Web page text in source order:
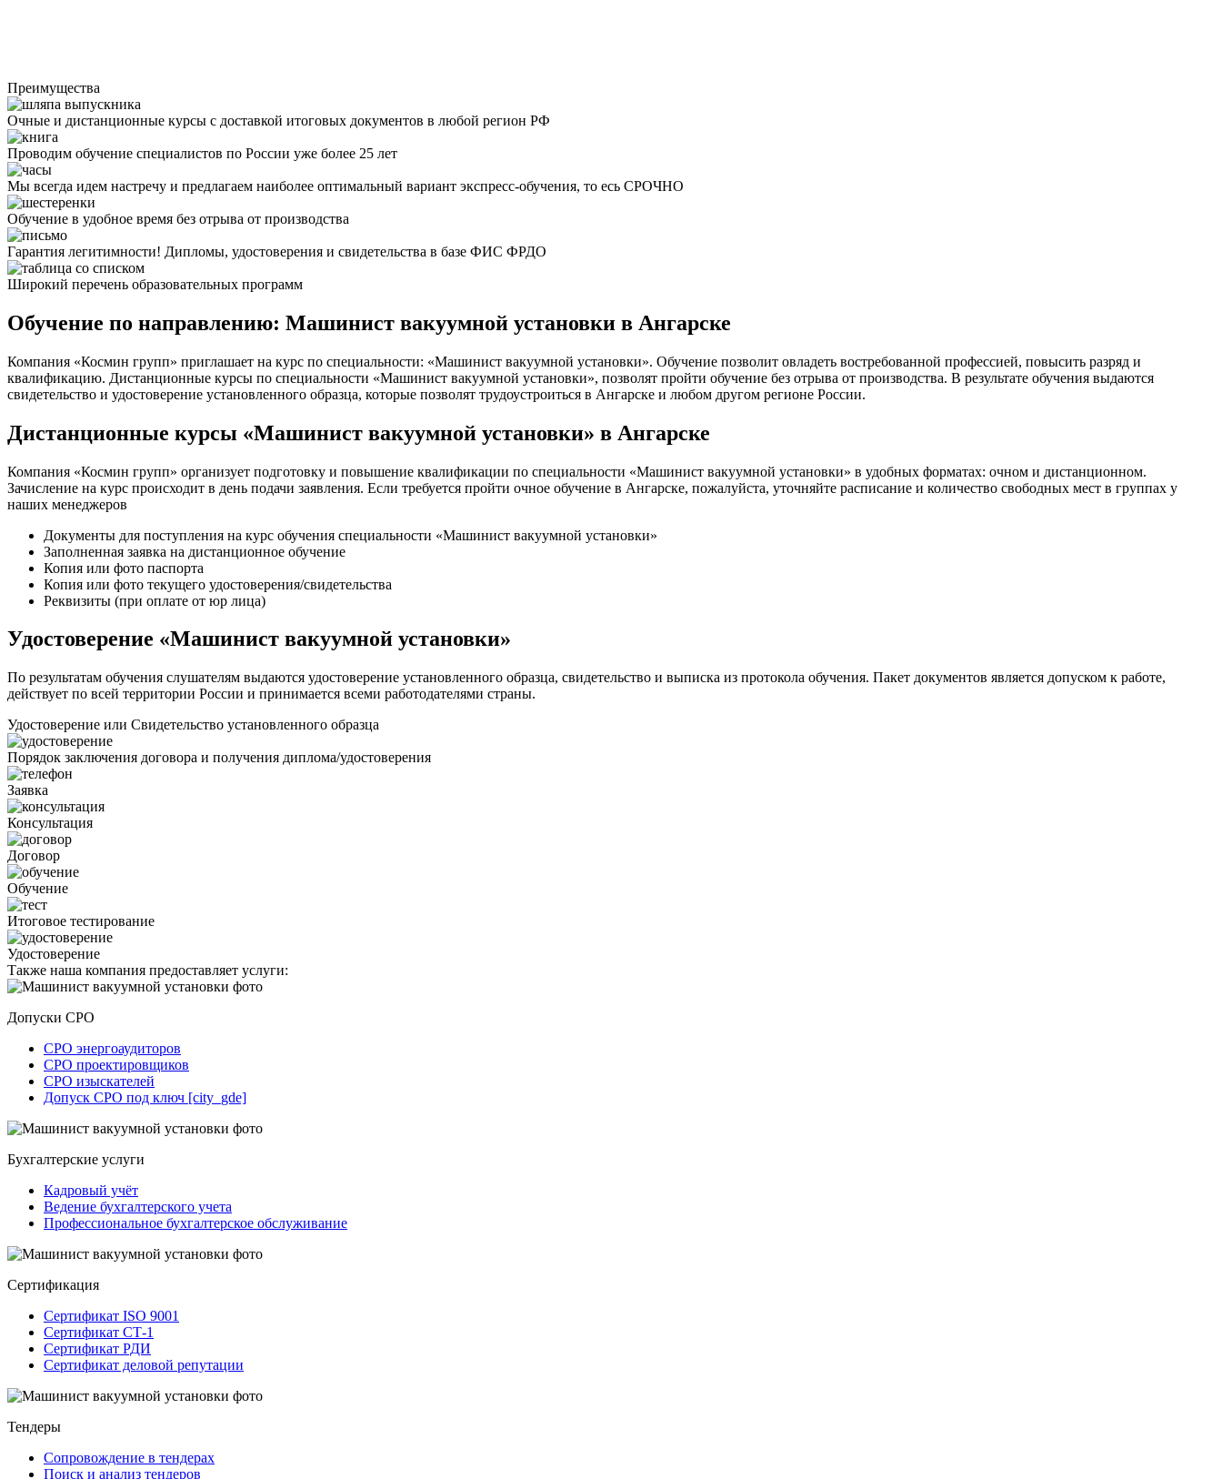
Преимущества
Очные и дистанционные курсы с доставкой итоговых документов в любой регион РФ
Проводим обучение специалистов по России уже более 25 лет
Мы всегда идем настречу и предлагаем наиболее оптимальный вариант экспресс-обучения, то есь СРОЧНО
Обучение в удобное время без отрыва от производства
Гарантия легитимности! Дипломы, удостоверения и свидетельства в базе ФИС ФРДО
Широкий перечень образовательных программ
Обучение по направлению: Машинист вакуумной установки в Ангарске
Компания «Космин групп» приглашает на курс по специальности: «Машинист вакуумной установки». Обучение позволит овладеть востребованной профессией, повысить разряд и
квалификацию. Дистанционные курсы по специальности «Машинист вакуумной установки», позволят пройти обучение без отрыва от производства. В результате обучения выдаются
свидетельство и удостоверение установленного образца, которые позволят трудоустроиться в Ангарске и любом другом регионе России.
Дистанционные курсы «Машинист вакуумной установки» в Ангарске
Компания «Космин групп» организует подготовку и повышение квалификации по специальности «Машинист вакуумной установки» в удобных форматах: очном и дистанционном.
Зачисление на курс происходит в день подачи заявления. Если требуется пройти очное обучение в Ангарске, пожалуйста, уточняйте расписание и количество свободных мест в группах у
наших менеджеров
Документы для поступления на курс обучения специальности «Машинист вакуумной установки»
Заполненная заявка на дистанционное обучение
Копия или фото паспорта
Копия или фото текущего удостоверения/свидетельства
Реквизиты (при оплате от юр лица)
Удостоверение «Машинист вакуумной установки»
По результатам обучения слушателям выдаются удостоверение установленного образца, свидетельство и выписка из протокола обучения. Пакет документов является допуском к работе,
действует по всей территории России и принимается всеми работодателями страны.
Удостоверение или Свидетельство установленного образца
Порядок заключения договора и получения диплома/удостоверения
Заявка
Консультация
Договор
Обучение
Итоговое тестирование
Удостоверение
Также наша компания предоставляет услуги:
Допуски СРО
СРО энергоаудиторов
СРО проектировщиков
СРО изыскателей
Допуск СРО под ключ [city_gde]
Бухгалтерские услуги
Кадровый учёт
Ведение бухгалтерского учета
Профессиональное бухгалтерское обслуживание
Сертификация
Сертификат ISO 9001
Сертификат СТ-1
Сертификат РДИ
Сертификат деловой репутации
Тендеры
Сопровождение в тендерах
Поиск и анализ тендеров